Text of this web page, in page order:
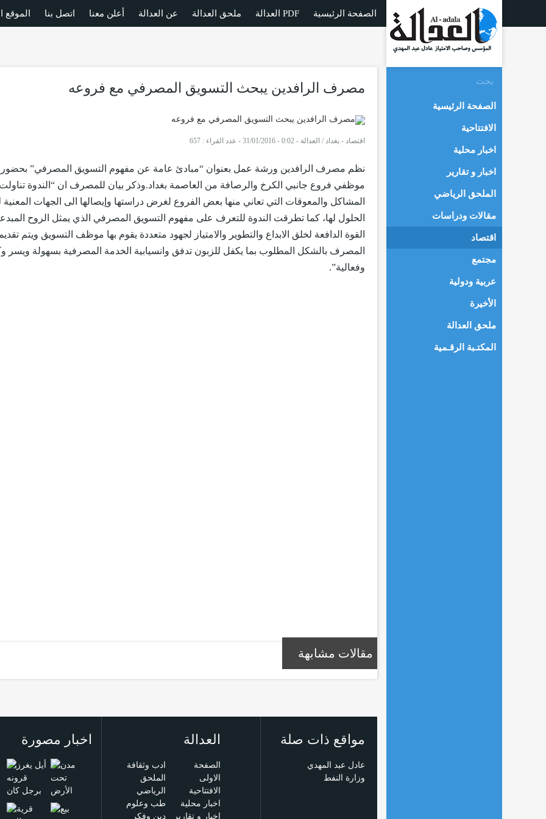
الصفحة الرئيسية العدالة PDF ملحق العدالة عن العدالة أعلن معنا اتصل بنا الموقع
مصرف الرافدين يبحث التسويق المصرفي مع فروعه
اقتصاد - بغداد / العدالة - 0:02 - 31/01/2016 - عدد القراء : 657
نظم مصرف الرافدين ورشة عمل بعنوان “مبادئ عامة عن مفهوم التسويق المصرفي”
موظفي فروع جانبي الكرخ والرصافة من العاصمة بغداد.وذكر بيان للمصرف ان “الندوة تناولت
المشاكل والمعوقات التي تعاني منها بعض الفروع لغرض دراستها وإيصالها الى الجهات
الحلول لها، كما تطرقت الندوة للتعرف على مفهوم التسويق المصرفي الذي يمثل الروح
القوة الدافعة لخلق الابداع والتطوير والامتياز لجهود متعددة يقوم بها موظف التسويق ويتم
المصرف بالشكل المطلوب بما يكفل للزبون تدفق وانسيابية الخدمة المصرفية بسهولة ويسر
وفعالية”.
مقالات مشابهة
مواقع ذات صلة
عادل عبد المهدي
وزارة النفط
العدالة
الصفحة
الاولى
الافتتاحية
اخبار محلية
اخبار و تقارير
ادب وثقافة
الملحق
الرياضي
طب وعلوم
دين وفكر
اخبار مصورة
الصفحة الرئيسية
الافتتاحية
اخبار محلية
اخبار و تقارير
الملحق الرياضي
مقالات ودراسات
اقتصاد
مجتمع
عربية ودولية
الأخيرة
ملحق العدالة
المكتـبة الرقـمية